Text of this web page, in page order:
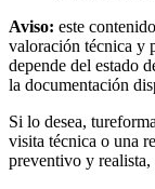
Aviso: este
valoración técnica y
depende del estado
la documentación
Si lo desea,
visita técnica o una
preventivo y realista,